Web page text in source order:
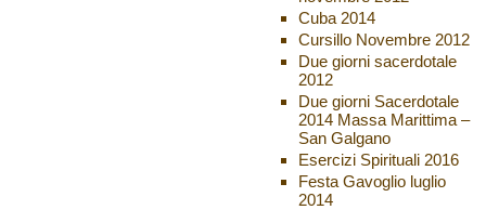
Cuba 2014
Cursillo Novembre 2012
Due giorni sacerdotale
2012
Due giorni Sacerdotale
2014 Massa Marittima –
San Galgano
Esercizi Spirituali 2016
Festa Gavoglio luglio
2014